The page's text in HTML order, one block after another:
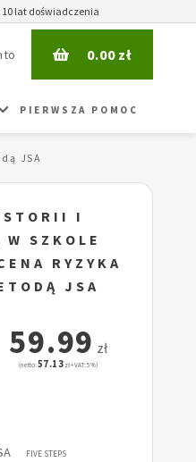
10 lat doświadczenia
0.00zł
PIERWSZA POMOC
JSA
I
W SZKOLE
RYZYKA
JSA
59.99 zł
(netto:57.13 zł + VAT: 5%)
FIVE STEPS